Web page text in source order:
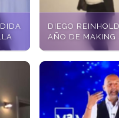
DIEGO
AÑO DE MAKING